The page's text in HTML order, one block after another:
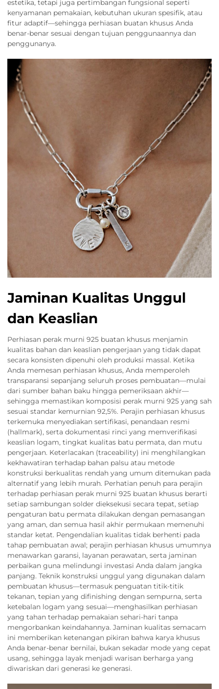
estetika, tetapi juga pertimbangan fungsional seperti
kenyamanan pemakaian, kebutuhan ukuran spesifik, atau
fitur adaptif—sehingga perhiasan buatan khusus Anda
benar-benar sesuai dengan tujuan penggunaannya dan
penggunanya.
Jaminan Kualitas Unggul
dan Keaslian
Perhiasan perak murni 925 buatan khusus menjamin
kualitas bahan dan keaslian pengerjaan yang tidak dapat
secara konsisten dipenuhi oleh produksi massal. Ketika
Anda memesan perhiasan khusus, Anda memperoleh
transparansi sepanjang seluruh proses pembuatan—mulai
dari sumber bahan baku hingga pemeriksaan akhir—
sehingga memastikan komposisi perak murni 925 yang sah
sesuai standar kemurnian 92,5%. Perajin perhiasan khusus
terkemuka menyediakan sertifikasi, penandaan resmi
(hallmark), serta dokumentasi rinci yang memverifikasi
keaslian logam, tingkat kualitas batu permata, dan mutu
pengerjaan. Keterlacakan (traceability) ini menghilangkan
kekhawatiran terhadap bahan palsu atau metode
konstruksi berkualitas rendah yang umum ditemukan pada
alternatif yang lebih murah. Perhatian penuh para perajin
terhadap perhiasan perak murni 925 buatan khusus berarti
setiap sambungan solder dieksekusi secara tepat, setiap
pengaturan batu permata dilakukan dengan pemasangan
yang aman, dan semua hasil akhir permukaan memenuhi
standar ketat. Pengendalian kualitas tidak berhenti pada
tahap pembuatan awal; perajin perhiasan khusus umumnya
menawarkan garansi, layanan perawatan, serta jaminan
perbaikan guna melindungi investasi Anda dalam jangka
panjang. Teknik konstruksi unggul yang digunakan dalam
pembuatan khusus—termasuk penguatan titik-titik
tekanan, tepian yang difinishing dengan sempurna, serta
ketebalan logam yang sesuai—menghasilkan perhiasan
yang tahan terhadap pemakaian sehari-hari tanpa
mengorbankan keindahannya. Jaminan kualitas semacam
ini memberikan ketenangan pikiran bahwa karya khusus
Anda benar-benar bernilai, bukan sekadar mode yang cepat
usang, sehingga layak menjadi warisan berharga yang
diwariskan dari generasi ke generasi.